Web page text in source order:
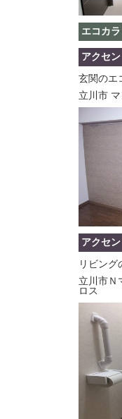
エコカラ
アクセ
玄関のエ
立川市
アクセ
リビング
立川市Ｎ
ロス